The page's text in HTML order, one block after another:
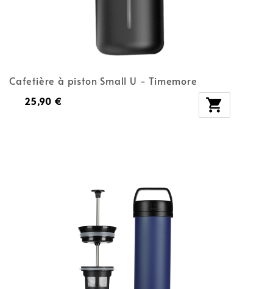
Cafetière à piston Small U - Timemore
25,90 € 